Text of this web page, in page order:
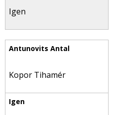
Igen
Kopor Tihamér